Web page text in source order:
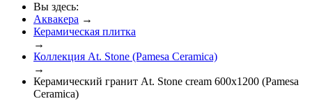
Вы здесь:
Аквакера →
Керамическая плитка
→
Коллекция At. Stone (Pamesa Ceramica)
→
Керамический гранит At. Stone cream 600x1200 (Pamesa
Ceramica)